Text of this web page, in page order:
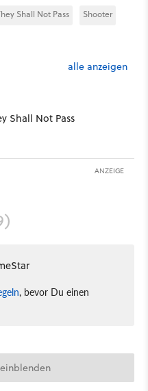
Shall Not Pass Shooter
alle anzeigen
Shall Not Pass
ANZEIGE
, bevor Du einen